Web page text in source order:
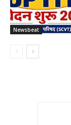
Newsbeat